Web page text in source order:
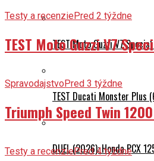
TEST Moto Guzzi V7
TEST Ducati Monster Plus
DUEL (2026): Honda PCX
Testy a recenziePred 2 týždne
TEST Moto Guzzi V7
SpravodajstvoPred 3 týždne
Triumph Speed Twin
Testy a recenziePred 4 týždne